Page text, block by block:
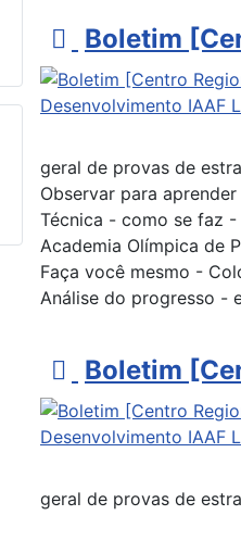
p
d
f
Boletim
geral de provas de
Observar para
Técnica - como se faz
Academia Olímpica de
Faça você mesmo -
Análise do progresso -
p
d
f
Boletim
geral de provas de